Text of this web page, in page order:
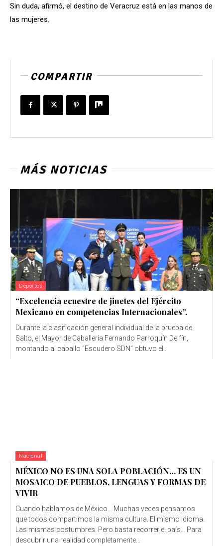
Sin duda, afirmó, el destino de Veracruz está en las manos de
las mujeres.
COMPARTIR
MÁS NOTICIAS
Deportes
“Excelencia ecuestre de jinetes del Ejército
Mexicano en competencias Internacionales”.
Durante la clasificación general individual de la prueba de
Salto, el Mayor de Caballería Fernando Parroquín Delfín,
montando al caballo “Escudero SDN” obtuvo el...
Nacional
MÉXICO NO ES UNA SOLA POBLACIÓN… ES UN
MOSAICO DE PUEBLOS, LENGUAS Y FORMAS DE
VIVIR
Cuando hablamos de México… Muchas veces pensamos
que todos compartimos la misma cultura. El mismo idioma.
Las mismas costumbres. Pero basta recorrer el país… Para
descubrir una realidad completamente...